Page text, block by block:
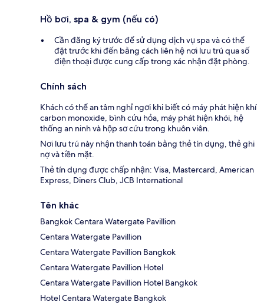
Hồ bơi, spa & gym (nếu có)
Cần đăng ký trước để sử dụng dịch vụ spa và có thể
đặt trước khi đến bằng cách liên hệ nơi lưu trú qua số
điện thoại được cung cấp trong xác nhận đặt phòng.
Chính sách
Khách có thể an tâm nghỉ ngơi khi biết có máy phát hiện khí
carbon monoxide, bình cứu hỏa, máy phát hiện khói, hệ
thống an ninh và hộp sơ cứu trong khuôn viên.
Nơi lưu trú này nhận thanh toán bằng thẻ tín dụng, thẻ ghi
nợ và tiền mặt.
Thẻ tín dụng được chấp nhận: Visa, Mastercard, American
Express, Diners Club, JCB International
Tên khác
Bangkok Centara Watergate Pavillion
Centara Watergate Pavillion
Centara Watergate Pavillion Bangkok
Centara Watergate Pavillion Hotel
Centara Watergate Pavillion Hotel Bangkok
Hotel Centara Watergate Bangkok